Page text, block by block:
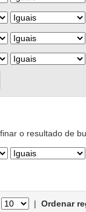
o resultado de
| Ordenar